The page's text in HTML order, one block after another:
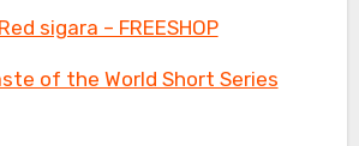
sigara – FREESHOP
of the World Short Series